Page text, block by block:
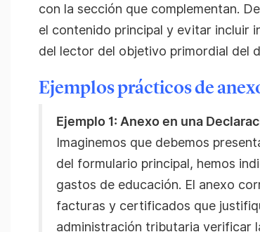
con la sección que complementan.
el contenido principal y evitar incluir
del lector del objetivo primordial del
Ejemplos prácticos de
Ejemplo 1: Anexo en una
Imaginemos que debemos
del formulario principal, hemos
gastos de educación. El anexo
facturas y certificados que
administración tributaria verificar